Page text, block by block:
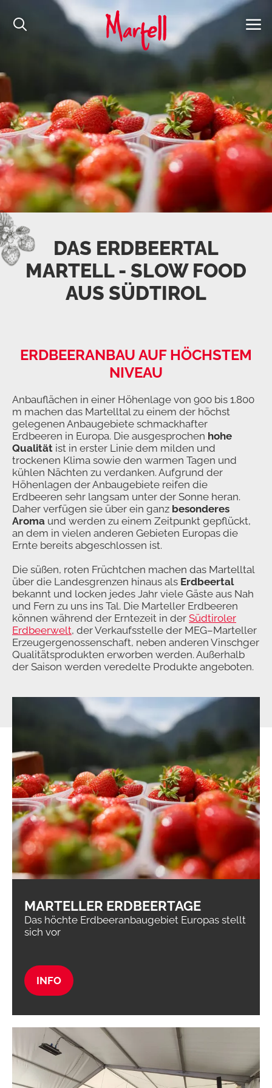
DAS ERDBEERTAL
MARTELL - SLOW FOOD
AUS SÜDTIROL
ERDBEERANBAU AUF HÖCHSTEM
NIVEAU
Anbauflächen in einer Höhenlage von 900 bis 1.800
m machen das Martelltal zu einem der höchst
gelegenen Anbaugebiete schmackhafter
Erdbeeren in Europa. Die ausgesprochen hohe
Qualität ist in erster Linie dem milden und
trockenen Klima sowie den warmen Tagen und
kühlen Nächten zu verdanken. Aufgrund der
Höhenlagen der Anbaugebiete reifen die
Erdbeeren sehr langsam unter der Sonne heran.
Daher verfügen sie über ein ganz besonderes
Aroma und werden zu einem Zeitpunkt gepflückt,
an dem in vielen anderen Gebieten Europas die
Ernte bereits abgeschlossen ist.
Die süßen, roten Früchtchen machen das Martelltal
über die Landesgrenzen hinaus als Erdbeertal
bekannt und locken jedes Jahr viele Gäste aus Nah
und Fern zu uns ins Tal. Die Marteller Erdbeeren
können während der Erntezeit in der Südtiroler
Erdbeerwelt, der Verkaufsstelle der MEG–Marteller
Erzeugergenossenschaft, neben anderen Vinschger
Qualitätsprodukten erworben werden. Außerhalb
der Saison werden veredelte Produkte angeboten.
MARTELLER ERDBEERTAGE
Das höchte Erdbeeranbaugebiet Europas stellt
sich vor
INFO